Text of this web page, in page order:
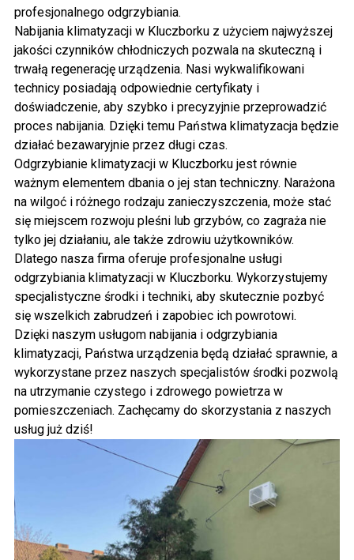
profesjonalnego odgrzybiania.
Nabijania klimatyzacji w Kluczborkuz użyciem najwyższej
jakości czynników chłodniczych pozwala na skuteczną i
trwałą regenerację urządzenia. Nasi wykwalifikowani
technicy posiadają odpowiednie certyfikaty i
doświadczenie, aby szybko i precyzyjnie przeprowadzić
proces nabijania. Dzięki temu Państwa klimatyzacja będzie
działać bezawaryjnie przez długi czas.
Odgrzybianie klimatyzacji w Kluczborkujest równie
ważnym elementem dbania o jej stan techniczny. Narażona
na wilgoć i różnego rodzaju zanieczyszczenia, może stać
się miejscem rozwoju pleśni lub grzybów, co zagraża nie
tylko jej działaniu, ale także zdrowiu użytkowników.
Dlatego nasza firma oferuje profesjonalne usługi
odgrzybiania klimatyzacji w Kluczborku. Wykorzystujemy
specjalistyczne środki i techniki, aby skutecznie pozbyć
się wszelkich zabrudzeń i zapobiec ich powrotowi.
Dzięki naszym usługom nabijania i odgrzybiania
klimatyzacji, Państwa urządzenia będą działać sprawnie, a
wykorzystane przez naszych specjalistów środki pozwolą
na utrzymanie czystego i zdrowego powietrza w
pomieszczeniach. Zachęcamy do skorzystania z naszych
usług już dziś!